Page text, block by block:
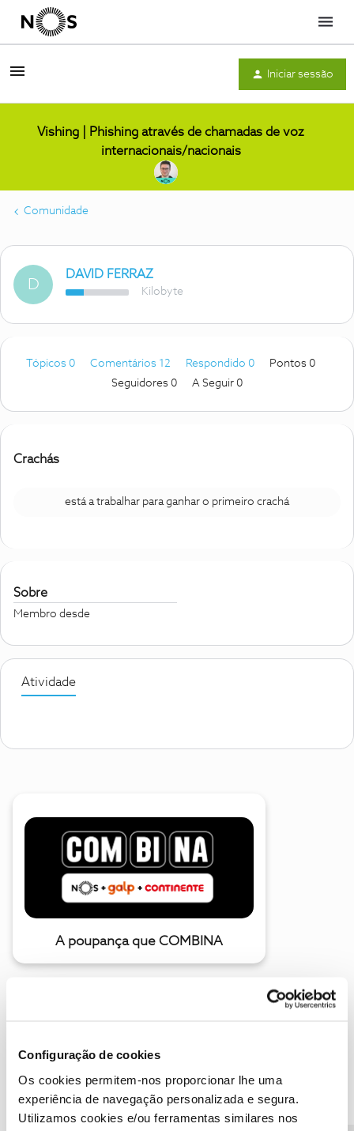
Configuração de cookies
Os cookies permitem-nos proporcionar lhe uma
experiência de navegação personalizada e segura.
Utilizamos cookies e/ou ferramentas similares nos
Menu
Iniciar sessão
Vishing | Phishing através de chamadas de voz
internacionais/nacionais
Comunidade
D
DAVID FERRAZ
Kilobyte
Tópicos 0 Comentários 12 Respondido 0
Pontos 0
Seguidores 0 A Seguir 0
Crachás
está a trabalhar para ganhar o primeiro crachá
Sobre
Membro desde
Atividade
A poupança que COMBINA
Descubra as novidades de julho